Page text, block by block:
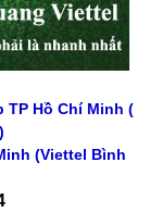
TP Hồ Chí Minh (
(Viettel Bình